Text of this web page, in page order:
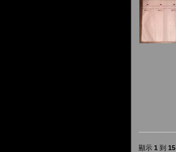
顯示 1 到 15